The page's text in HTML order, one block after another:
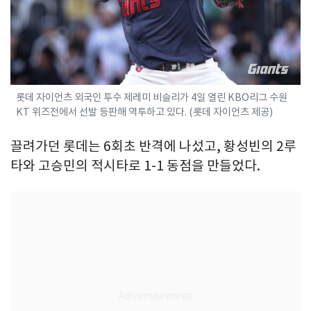
롯데 자이언츠 외국인 투수 제레미 비슬리가 4일 열린 KBO리그 수원
KT 위즈전에서 선발 등판해 역투하고 있다. (롯데 자이언츠 제공)
끌려가던 롯데는 6회초 반격에 나섰고, 황성빈의 2루
타와 고승민의 적시타로 1-1 동점을 만들었다.